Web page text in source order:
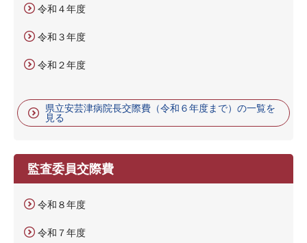
令和４年度
令和３年度
令和２年度
県立安芸津病院長交際費（令和６年度まで）の一覧を
見る
監査委員交際費
令和８年度
令和７年度